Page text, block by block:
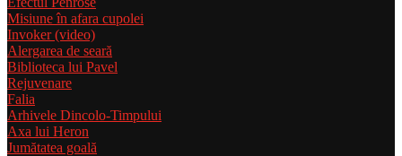
Misiune în afara cupolei
Invoker (video)
Alergarea de seară
Biblioteca lui Pavel
Rejuvenare
Falia
Arhivele Dincolo-Timpului
Axa lui Heron
Jumătatea goală